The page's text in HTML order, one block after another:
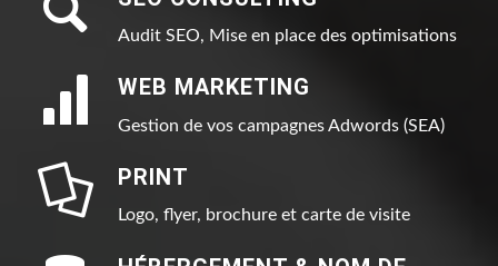
Audit SEO, Mise en place des optimisations
WEB MARKETING
Gestion de vos campagnes Adwords (SEA)
PRINT
Logo, flyer, brochure et carte de visite